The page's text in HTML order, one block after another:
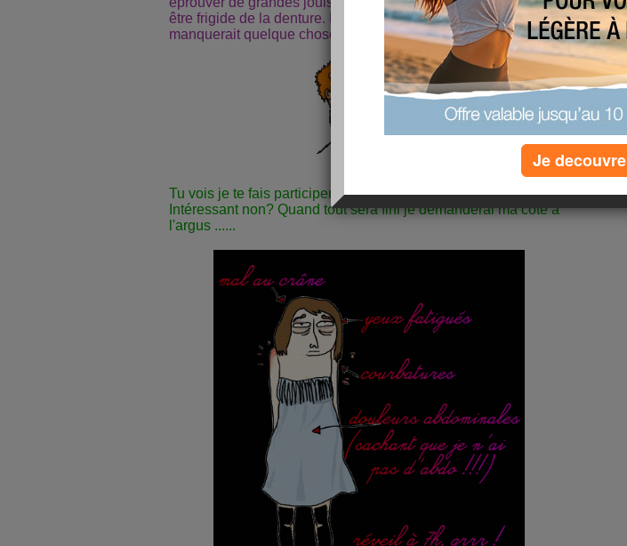
être frigide de la denture. Mais parait que sans ces attributs, il
manquerait quelque chose à mon sourire !!!!!
Tu vois je te fais participer à ma révision des 300 000 km.
Intéressant non? Quand tout sera fini je demanderai ma côte à
l'argus ......
Je decouvre